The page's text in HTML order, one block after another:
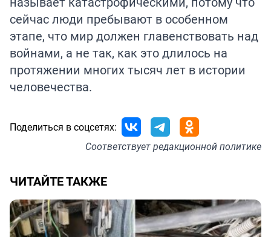
сейчас люди пребывают в особенном
этапе, что мир должен главенствовать над
войнами, а не так, как это длилось на
протяжении многих тысяч лет в истории
человечества.
Поделиться в соцсетях:
Соответствуетредакционной политике
ЧИТАЙТЕ ТАКЖЕ